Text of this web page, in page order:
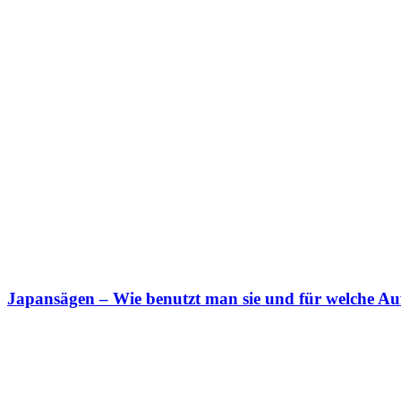
Japansägen – Wie benutzt man sie und für welche